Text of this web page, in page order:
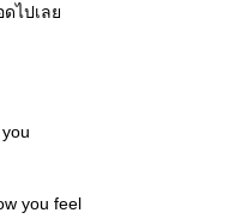
ดไปเล
you feel